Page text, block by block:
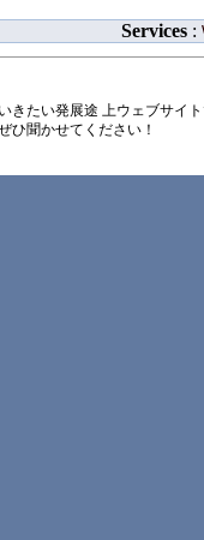
Services :
きたい発展途 上ウェブサイ
ひ聞かせてください！